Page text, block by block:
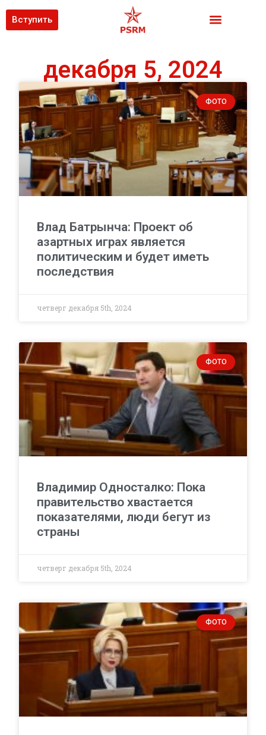
Вступить
декабря 5, 2024
ФОТО
Влад Батрынча: Проект об
азартных играх является
политическим и будет иметь
последствия
четверг декабря 5th, 2024
ФОТО
Владимир Односталко: Пока
правительство хвастается
показателями, люди бегут из
страны
четверг декабря 5th, 2024
ФОТО